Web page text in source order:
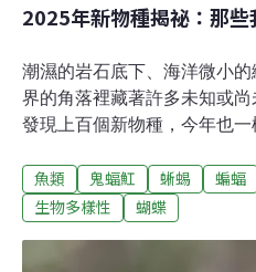
2025年新物種揭祕：那
潮濕的岩石底下、海洋微小
界的角落裡藏著許多未知或
發現上百個新物種，今年也
山區的蝙蝠、千年古樹、亮
還有一種水玉杯屬的植物。巴
Moura）說，「大眾以為我
魚類 鬼蝠魟 蜥蜴 蝙蝠
生物多樣性
蝴蝶